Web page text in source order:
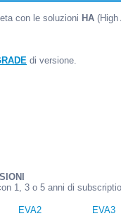
con le soluzioni HA (High
di versione.
1, 3 o 5 anni di
EVA2 EVA3